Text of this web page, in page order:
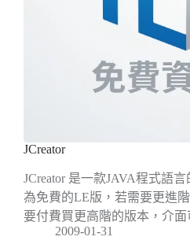
JCreator
JCreator 是一款JAVA程式語
為免費的LE版，若需要更進
要付費買更高階的版本，介
2009-01-31